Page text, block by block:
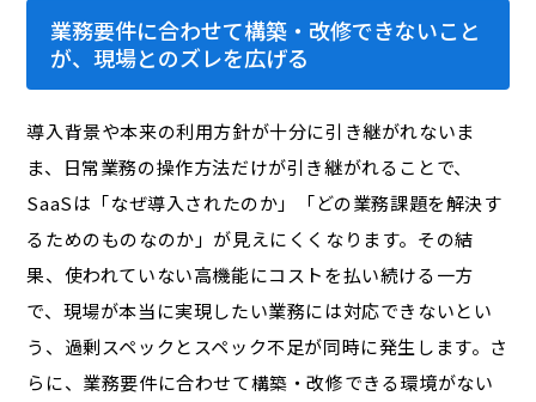
業務要件に合わせて構築・改修できないこと
が、現場とのズレを広げる
導入背景や本来の利用方針が十分に引き継がれないま
ま、日常業務の操作方法だけが引き継がれることで、
SaaSは「なぜ導入されたのか」「どの業務課題を解決す
るためのものなのか」が見えにくくなります。その結
果、使われていない高機能にコストを払い続ける一方
で、現場が本当に実現したい業務には対応できないとい
う、過剰スペックとスペック不足が同時に発生します。さ
らに、業務要件に合わせて構築・改修できる環境がない